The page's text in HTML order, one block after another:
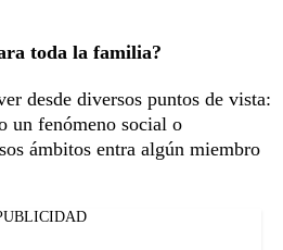
toda la familia?
desde diversos puntos de vista:
un fenómeno social o
ámbitos entra algún miembro